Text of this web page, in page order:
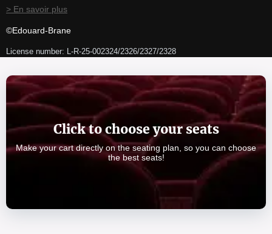
> En savoir plus
©Edouard-Brane
License number: L-R-25-002324/2326/2327/2328
Click to choose your seats
Make your cart directly on the seating plan, so you can choose
the best seats!